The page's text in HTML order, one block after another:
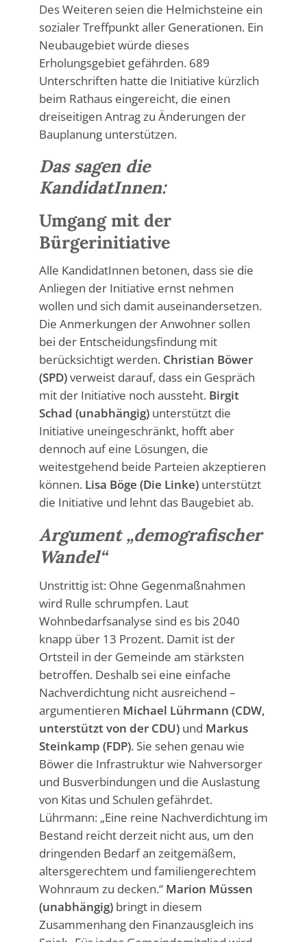
Des Weiteren seien die Helmichsteine ein
sozialer Treffpunkt aller Generationen. Ein
Neubaugebiet würde dieses
Erholungsgebiet gefährden.689
Unterschriften hatte die Initiative kürzlich
beim Rathaus eingereicht, die einen
dreiseitigen Antrag zu Änderungen der
Bauplanung unterstützen.
Das sagen die
KandidatInnen:
Umgang mit der
Bürgerinitiative
Alle KandidatInnen betonen, dass sie die
Anliegen der Initiative ernst nehmen
wollen und sich damit auseinandersetzen.
Die Anmerkungen der Anwohner sollen
bei der Entscheidungsfindung mit
berücksichtigt werden. Christian Böwer
(SPD)verweist darauf, dass ein Gespräch
mit der Initiative noch aussteht. Birgit
Schad (unabhängig)unterstützt die
Initiative uneingeschränkt, hofft aber
dennoch auf eine Lösungen, die
weitestgehend beide Parteien akzeptieren
können. Lisa Böge (Die Linke)unterstützt
die Initiative und lehnt das Baugebiet ab.
Argument „demografischer
Wandel“
Unstrittig ist: Ohne Gegenmaßnahmen
wird Rulle schrumpfen. Laut
Wohnbedarfsanalyse sind es bis 2040
knapp über 13 Prozent. Damit ist der
Ortsteil in der Gemeinde am stärksten
betroffen. Deshalb sei eine einfache
Nachverdichtung nicht ausreichend –
argumentieren Michael Lührmann (CDW,
unterstützt von der CDU)und Markus
Steinkamp (FDP). Sie sehen genau wie
Böwer die Infrastruktur wie Nahversorger
und Busverbindungen und die Auslastung
von Kitas und Schulen gefährdet.
Lührmann: „Eine reine Nachverdichtung im
Bestand reicht derzeit nicht aus, um den
dringenden Bedarf an zeitgemäßem,
altersgerechtem und familiengerechtem
Wohnraum zu decken.“ Marion Müssen
(unabhängig)bringt in diesem
Zusammenhang den Finanzausgleich ins